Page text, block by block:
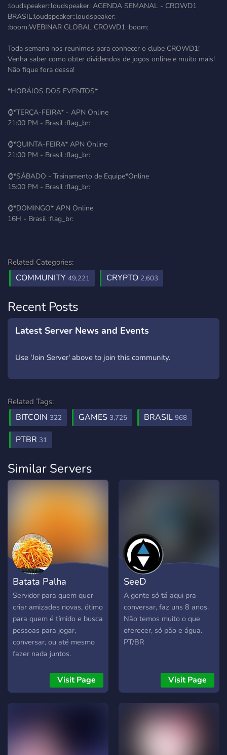
:loudspeaker::loudspeaker: AGENDA SEMANAL - CROWD1
BRASIL:loudspeaker::loudspeaker:
:boom:WEBINAR GLOBAL CROWD1 :boom:
Toda semana nos reunimos para conhecer o clube CROWD1!
Venha saber como obter dividendos de jogos online e muito mais!
Não fique fora dessa!
*HORÁIOS DOS EVENTOS*
⌚️*TERÇA-FEIRA* - APN Online
21:00 PM - Brasil :flag_br:
⌚️*QUINTA-FEIRA* APN Online
21:00 PM - Brasil :flag_br:
⌚️*SÁBADO - Trainamento de Equipe*Online
15:00 PM - Brasil :flag_br:
⌚️*DOMINGO* APN Online
16H - Brasil :flag_br:
Related Categories:
COMMUNITY 49,221 CRYPTO 2,603
Recent Posts
Latest Server News and Events
Use 'Join Server' above to join this community.
Related Tags:
BITCOIN 322 GAMES 3,725 BRASIL 968
PTBR 31
Similar Servers
Batata Palha
Servidor para quem quer
criar amizades novas, ótimo
para quem é tímido e busca
pessoas para jogar,
conversar, ou até mesmo
fazer nada juntos.
Visit Page
SeeD
A gente só tá aqui pra
conversar, faz uns 8 anos.
Não temos muito o que
oferecer, só pão e água.
PT/BR
Visit Page